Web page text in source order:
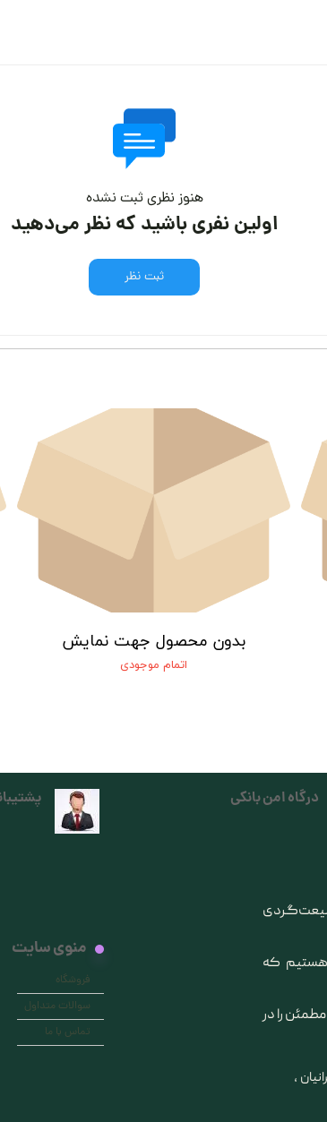
هنوز نظری ثبت نشده
اولین نفری باشید که نظر می‌دهید
ثبت نظر
بدون محصول جهت نمایش
اتمام موجودی
هستیم که
را در
منوی سایت
فروشگاه
سوالات متداول
تماس با ما
،
درگاه امن بانکی